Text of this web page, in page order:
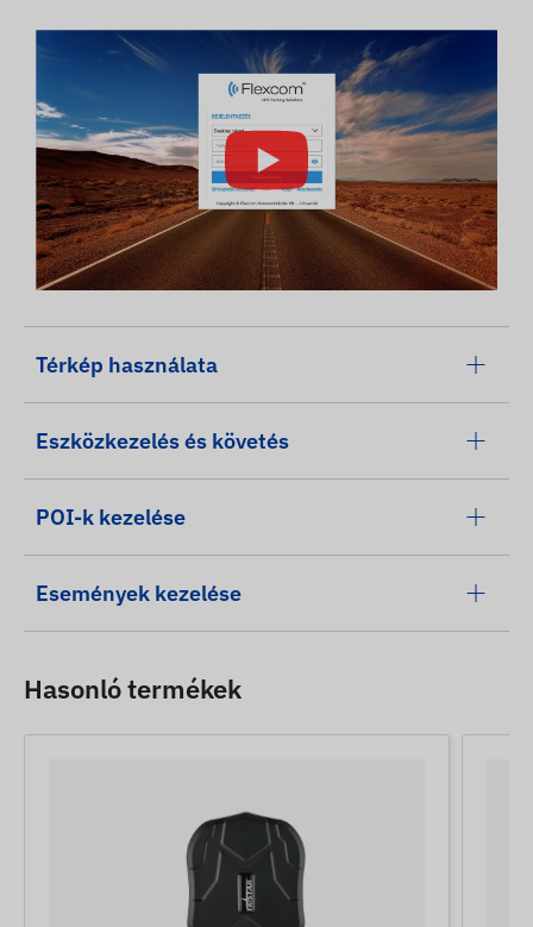
Térkép használata
Eszközkezelés és követés
POI-k kezelése
Események kezelése
Hasonló termékek